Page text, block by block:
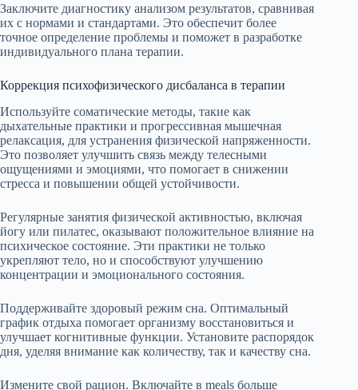
Заключите диагностику анализом результатов, сравнивая
их с нормами и стандартами. Это обеспечит более
точное определение проблемы и поможет в разработке
индивидуального плана терапии.
Коррекция психофизического дисбаланса в терапии
Используйте соматические методы, такие как
дыхательные практики и прогрессивная мышечная
релаксация, для устранения физической напряженности.
Это позволяет улучшить связь между телесными
ощущениями и эмоциями, что помогает в снижении
стресса и повышении общей устойчивости.
Регулярные занятия физической активностью, включая
йогу или пилатес, оказывают положительное влияние на
психическое состояние. Эти практики не только
укрепляют тело, но и способствуют улучшению
концентрации и эмоционального состояния.
Поддерживайте здоровый режим сна. Оптимальный
график отдыха помогает организму восстановиться и
улучшает когнитивные функции. Установите распорядок
дня, уделяя внимание как количеству, так и качеству сна.
Измените свой рацион. Включайте в meals больше